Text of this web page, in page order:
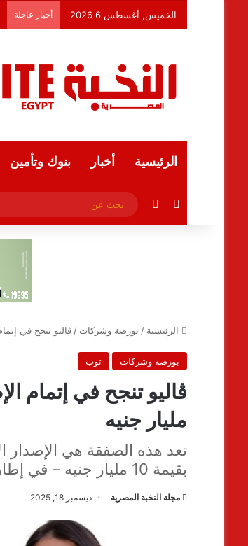
الخميس, أغسطس 6 2026 أخبار عاجلة
الرئيسية أخبار بنوك وتأمين
فيسبوكملخص الموقع RSS
الرئيسية / بورصة وشركات /ڤاليو تنجح في إتمام
بورصة وشركات توب
مليار جنيه
تعد هذه الصفقة هي الإصدار
بقيمة 10 مليار جنيه – في إطار برنامج التوريق الثامن للشركة.
مجلة النخبة المصرية ديسمبر 18, 2025